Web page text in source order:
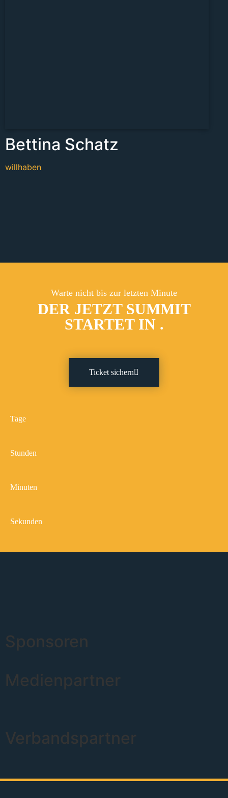
Bettina Schatz
willhaben
Warte nicht bis zur letzten Minute
DER JETZT SUMMIT
STARTET IN .
Ticket sichern
Tage
Stunden
Minuten
Sekunden
Sponsoren
Medienpartner
Verbandspartner